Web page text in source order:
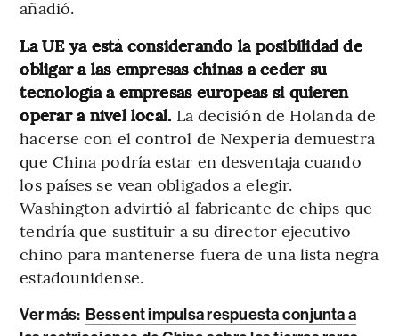
añadió.
La UE ya está considerando la posibilidad de
obligar a las empresas chinas a ceder su
tecnología a empresas europeas si quieren
operar a nivel local. La decisión de Holanda de
hacerse con el control de Nexperia demuestra
que China podría estar en desventaja cuando
los países se vean obligados a elegir.
Washington advirtió al fabricante de chips que
tendría que sustituir a su director ejecutivo
chino para mantenerse fuera de una lista negra
estadounidense.
Ver más: Bessent impulsa respuesta conjunta a